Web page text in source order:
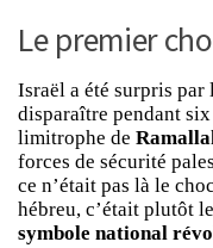
Le premier
Israël a été surpris par
disparaître pendant
limitrophe de
forces de sécurité
ce n’était pas là le
hébreu, c’était plutôt
symbole national